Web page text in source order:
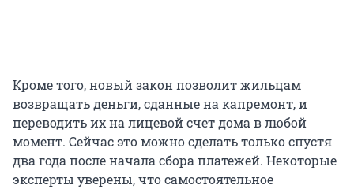
Кроме того, новый закон позволит жильцам
возвращать деньги, сданные на капремонт, и
переводить их на лицевой счет дома в любой
момент. Сейчас это можно сделать только спустя
два года после начала сбора платежей. Некоторые
эксперты уверены, что самостоятельное